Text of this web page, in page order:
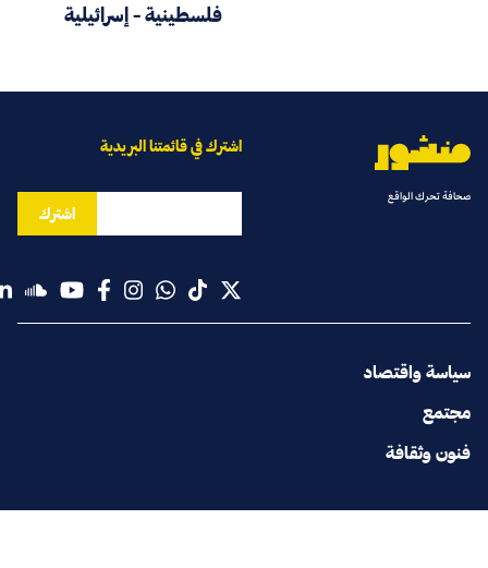
فلسطينية - إسرائيلية
صحافة تحرك الواقع
سياسة واقتصاد
مجتمع
فنون وثقافة
اشترك في قائمتنا البريدية
اشترك